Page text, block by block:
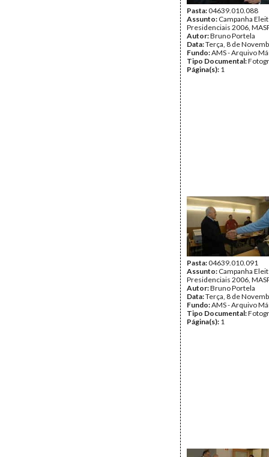
Pasta:04639.010.088
Assunto: Campanha
Presidenciais 2006,
Autor:Bruno Portela
Data:Terça, 8 de
Fundo:AMS - Arquivo
Tipo Documental:
Página(s): 1
Pasta:04639.010.091
Assunto: Campanha
Presidenciais 2006,
Autor:Bruno Portela
Data:Terça, 8 de
Fundo:AMS - Arquivo
Tipo Documental:
Página(s): 1